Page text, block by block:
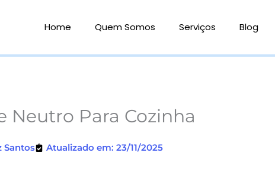
Home Quem Somos Serviços Blog
Neutro Para Cozinha
Santos Atualizado em: 23/11/2025